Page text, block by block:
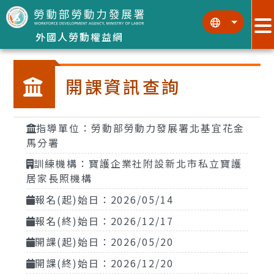
跳到主要內容區塊
外國人勞動權益網
::: :::
開課資訊查詢
指導單位：勞動部勞動力發展署北基宜花金
馬分署
訓練機構：寶護企業社附設新北市私立寶護
居家長照機構
報名(起)始日：2026/05/14
報名(終)始日：2026/12/17
開課(起)始日：2026/05/20
開課(終)始日：2026/12/20